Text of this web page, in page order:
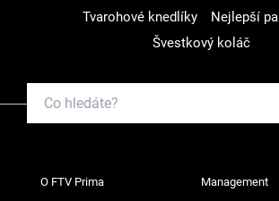
Tvarohové knedlíky
Nejlepší
Švestkový koláč
O FTV Prima Management